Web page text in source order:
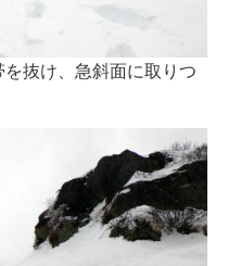
抜け、急斜面に取りつ